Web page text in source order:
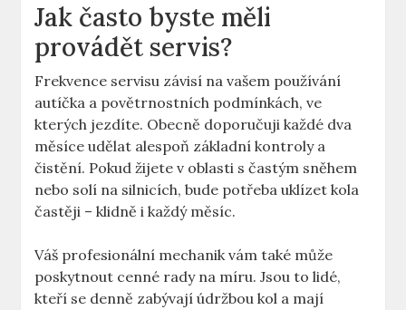
Jak často byste měli
provádět servis?
Frekvence servisu závisí na vašem používání
autíčka a povětrnostních podmínkách, ve
kterých jezdíte. Obecně doporučuji každé dva
měsíce udělat alespoň základní kontroly a
čistění. Pokud žijete v oblasti s častým sněhem
nebo solí na silnicích, bude potřeba uklízet kola
častěji – klidně i každý měsíc.
Váš profesionální mechanik vám také může
poskytnout cenné rady na míru. Jsou to lidé,
kteří se denně zabývají údržbou kol a mají